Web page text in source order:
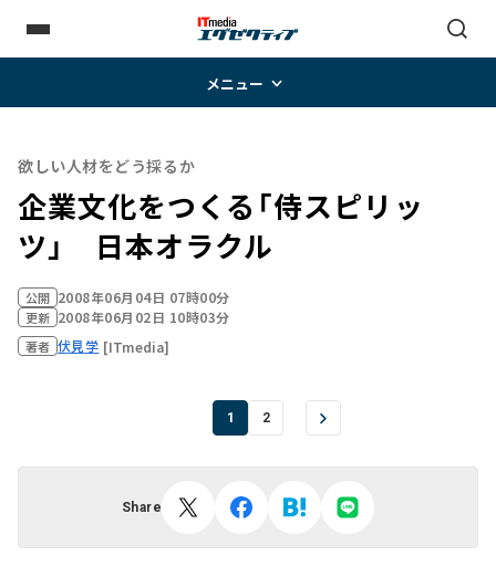
メニュー
欲しい人材をどう採るか
企業文化をつくる「侍スピリッ
ツ」 日本オラクル
公開 2008年06月04日 07時00分
更新 2008年06月02日 10時03分
著者 伏見学 [ITmedia]
1 2
Share